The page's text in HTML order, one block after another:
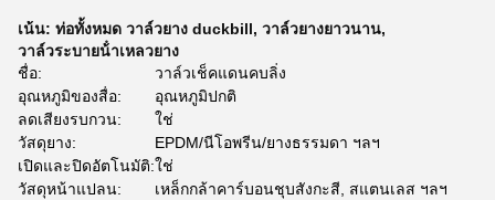
เน้น: ท่อทั้งหมด วาล์วยาง duckbill, วาล์วยางยาวนาน,
วาล์วระบายน้ําเหลวยาง
ชื่อ:
วาล์วเช็คแดนคบลิ่ง
อุณหภูมิของสื่อ:
อุณหภูมิปกติ
ลดเสียงรบกวน:
ใช่
วัสดุยาง:
EPDM/นีโอพรีน/ยางธรรมดา ฯลฯ
เปิดและปิดอัตโนมัติ:ใช่
วัสดุหน้าแปลน:
เหล็กกล้าคาร์บอนชุบสังกะสี, สแตนเลส ฯลฯ